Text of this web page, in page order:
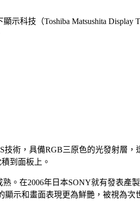
示科技（Toshiba Matsushita
術，具備RGB三原色的光發射層
到面板上。
。在2006年日本SONY就有發表產
示和畫面表現更為鮮艷，被視為次